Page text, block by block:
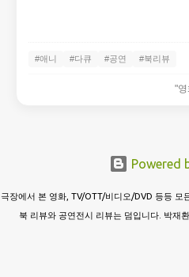
#애니 #다큐 #공연 #북리뷰
"
Powered
극장에서 본 영화, TV/OTT/비디오/DVD 등등 모
북 리뷰와 공연전시 리뷰는 덤입니다. 박재